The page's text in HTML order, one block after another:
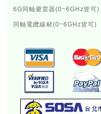
6G同軸避雷器(0~6GHz皆可)
同軸電纜線材(0~6GHz皆可)